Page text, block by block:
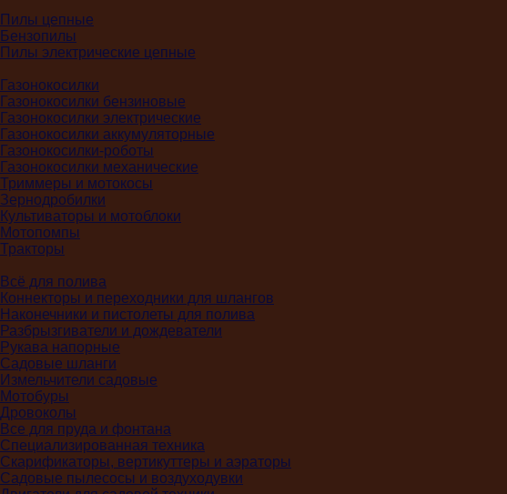
Пилы цепные
Бензопилы
Пилы электрические цепные
Газонокосилки
Газонокосилки бензиновые
Газонокосилки электрические
Газонокосилки аккумуляторные
Газонокосилки-роботы
Газонокосилки механические
Триммеры и мотокосы
Зернодробилки
Культиваторы и мотоблоки
Мотопомпы
Тракторы
Всё для полива
Коннекторы и переходники для шлангов
Наконечники и пистолеты для полива
Разбрызгиватели и дождеватели
Рукава напорные
Садовые шланги
Измельчители садовые
Мотобуры
Дровоколы
Все для пруда и фонтана
Специализированная техника
Скарификаторы, вертикуттеры и аэраторы
Садовые пылесосы и воздуходувки